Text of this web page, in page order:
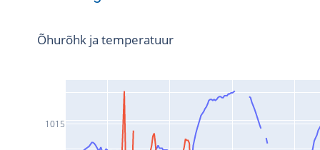
1015
Õhurõhk ja temperatuur